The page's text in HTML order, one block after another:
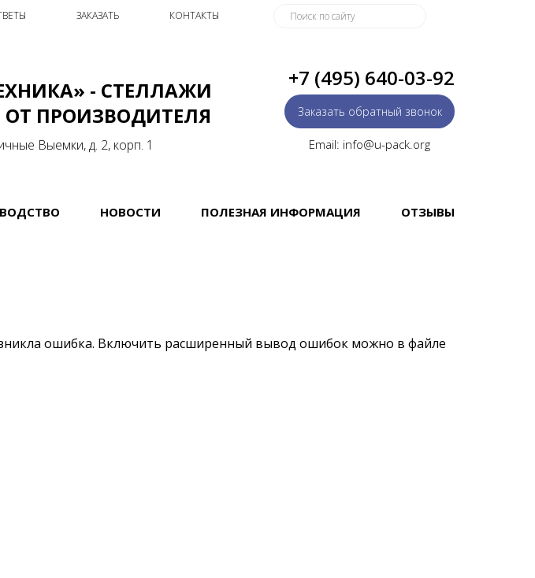
ЗАКАЗАТЬ КОНТАКТЫ
- СТЕЛЛАЖИ
ПРОИЗВОДИТЕЛЯ
Выемки, д. 2, корп. 1
+7 (495) 640-03-92
Заказать обратный звонок
Email: info@u-pack.org
НОВОСТИ ПОЛЕЗНАЯ ИНФОРМАЦИЯ ОТЗЫВЫ
ошибка. Включить расширенный вывод ошибок можно в файле